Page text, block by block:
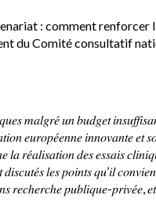
: comment renforcer
du Comité consultatif
𝑚𝑎𝑙𝑔𝑟𝑒́ 𝑢𝑛 𝑏𝑢𝑑𝑔𝑒𝑡
𝑒𝑢𝑟𝑜𝑝𝑒́𝑒𝑛𝑛𝑒 𝑖𝑛𝑛𝑜𝑣𝑎𝑛𝑡𝑒 𝑒𝑡
𝑙𝑎 𝑟𝑒́𝑎𝑙𝑖𝑠𝑎𝑡𝑖𝑜𝑛 𝑑𝑒𝑠 𝑒𝑠𝑠𝑎𝑖𝑠
𝑙𝑒𝑠 𝑝𝑜𝑖𝑛𝑡𝑠 𝑞𝑢’𝑖𝑙
𝑟𝑒𝑐ℎ𝑒𝑟𝑐ℎ𝑒 𝑝𝑢𝑏𝑙𝑖𝑞𝑢𝑒-𝑝𝑟𝑖𝑣𝑒́𝑒,